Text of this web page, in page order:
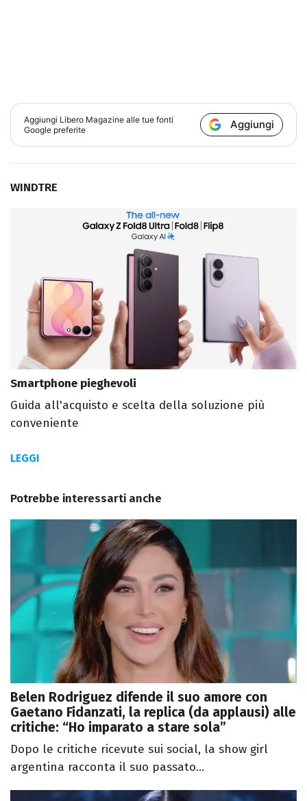
Aggiungi Libero Magazine alle tue fonti
Google preferite
Aggiungi
WINDTRE
Smartphone pieghevoli
Guida all'acquisto e scelta della soluzione più
conveniente
LEGGI
Potrebbe interessarti anche
Belen Rodriguez difende il suo amore con
Gaetano Fidanzati, la replica (da applausi) alle
critiche: “Ho imparato a stare sola”
Dopo le critiche ricevute sui social, la show girl
argentina racconta il suo passato...